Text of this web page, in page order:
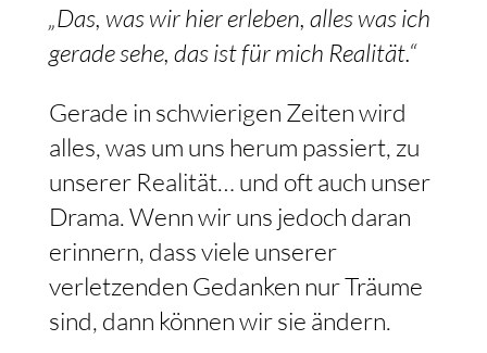
„Das, was wir hier erleben, alles was ich
gerade sehe, das ist für mich Realität.“
Gerade in schwierigen Zeiten wird
alles, was um uns herum passiert, zu
unserer Realität… und oft auch unser
Drama. Wenn wir uns jedoch daran
erinnern, dass viele unserer
verletzenden Gedanken nur Träume
sind, dann können wir sie ändern.